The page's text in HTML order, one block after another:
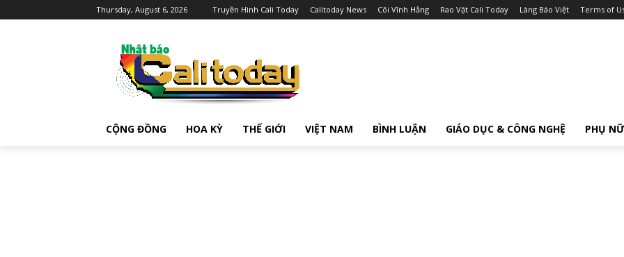
Thursday, August 6, 2026 Truyền Hình Cali Today Calitoday News Cõi Vĩnh Hằng Rao Vặt Cali Today Làng Báo Việt Terms of
CỘNG ĐỒNG HOA KỲ THẾ GIỚI VIỆT NAM BÌNH LUẬN GIÁO DỤC & CÔNG NGHỆ PHỤ NỮ